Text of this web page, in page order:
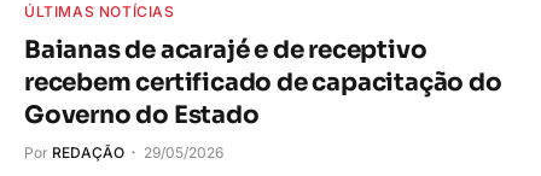
ÚLTIMAS NOTÍCIAS
Baianas de acarajé e de receptivo
recebem certificado de capacitação do
Governo do Estado
Por REDAÇÃO 29/05/2026